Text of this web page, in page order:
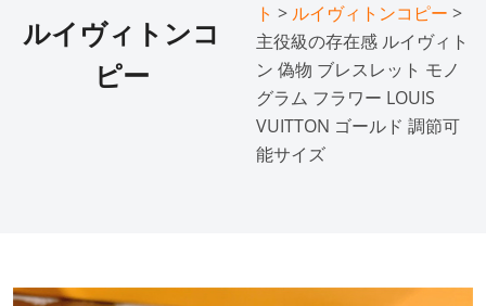
ルイヴィトンコ
ピー
ト > ルイヴィトンコピー >
主役級の存在感 ルイヴィト
ン 偽物 ブレスレット モノ
グラム フラワー LOUIS
VUITTON ゴールド 調節可
能サイズ